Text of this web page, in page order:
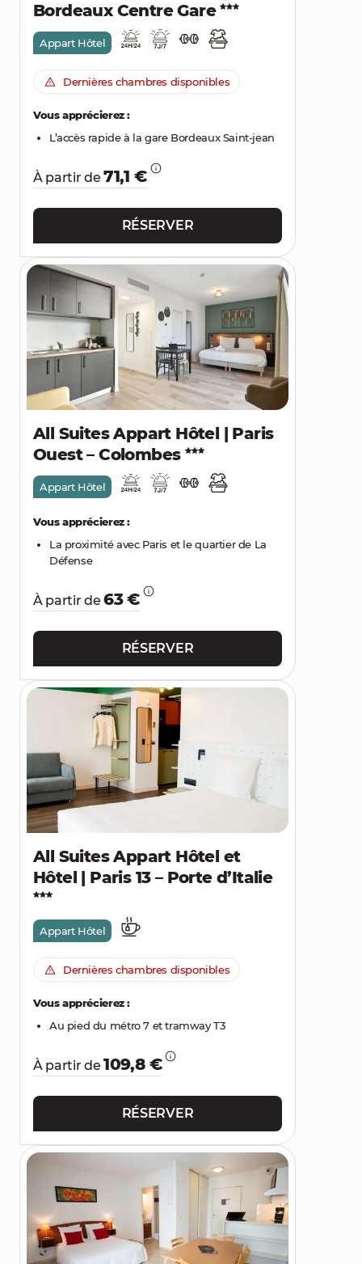
Bordeaux Centre Gare
Appart Hôtel
Dernières chambres disponibles
Vous apprécierez :
L’accès rapide à la gare Bordeaux Saint-jean
À partir de71,1 €
RÉSERVER
All Suites Appart Hôtel | Paris
Ouest – Colombes
Appart Hôtel
Vous apprécierez :
La proximité avec Paris et le quartier de La
Défense
À partir de63 €
RÉSERVER
All Suites Appart Hôtel et
Hôtel | Paris 13 – Porte d’Italie
Appart Hôtel
Dernières chambres disponibles
Vous apprécierez :
Au pied du métro 7 et tramway T3
À partir de109,8 €
RÉSERVER